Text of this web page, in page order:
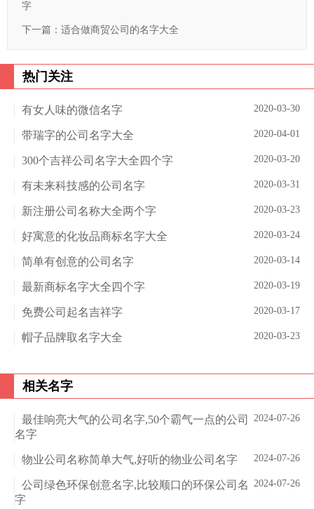
字
下一篇： 适合做商贸公司的名字大全
热门关注
2020-03-30
有女人味的微信名字
2020-04-01
带瑞字的公司名字大全
2020-03-20
300个吉祥公司名字大全四个字
2020-03-31
有未来科技感的公司名字
2020-03-23
新注册公司名称大全两个字
2020-03-24
好寓意的化妆品商标名字大全
2020-03-14
简单有创意的公司名字
2020-03-19
最新商标名字大全四个字
2020-03-17
免费公司起名吉祥字
2020-03-23
帽子品牌取名字大全
相关名字
2024-07-26
最佳响亮大气的公司名字,50个霸气一点的公司
名字
2024-07-26
物业公司名称简单大气,好听的物业公司名字
2024-07-26
公司绿色环保创意名字,比较顺口的环保公司名
字